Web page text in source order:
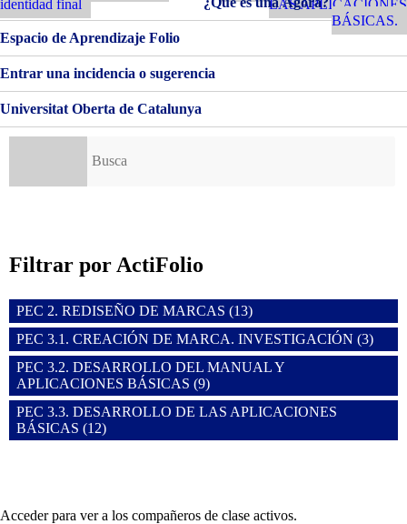
BÁSICAS
entradas
identidad final
LAS APLICACIONES
BÁSICAS.
Espacio de Aprendizaje Folio
Entrar una incidencia o sugerencia
Universitat Oberta de Catalunya
Filtrar por ActiFolio
PEC 2. REDISEÑO DE MARCAS (13)
PEC 3.1. CREACIÓN DE MARCA. INVESTIGACIÓN (3)
PEC 3.2. DESARROLLO DEL MANUAL Y
APLICACIONES BÁSICAS (9)
PEC 3.3. DESARROLLO DE LAS APLICACIONES
BÁSICAS (12)
Acceder para ver a los compañeros de clase activos.